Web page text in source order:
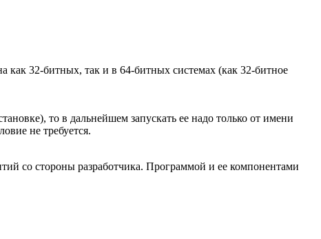
32-битных, так и в 64-битных системах (как 32-битное
то в дальнейшем запускать ее надо только от имени
не требуется.
со стороны разработчика. Программой и ее компонентами